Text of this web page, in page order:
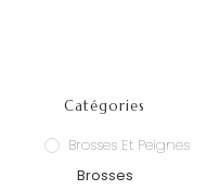
Catégories
Brosses Et Peignes
Brosses